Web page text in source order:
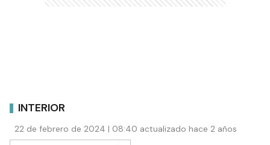
INTERIOR
22 de febrero de 2024 | 08:40 actualizado hace 2 años